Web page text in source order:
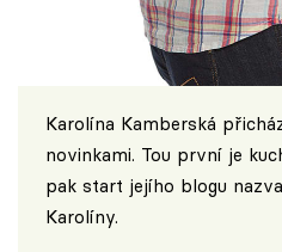
Karolína Kamberská
novinkami. Tou první je
pak start jejího blogu
Karolíny.